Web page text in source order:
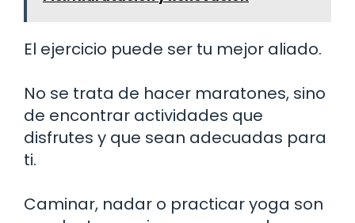
El ejercicio puede ser tu mejor aliado.
No se trata de hacer maratones, sino
de encontrar actividades que
disfrutes y que sean adecuadas para
ti.
Caminar, nadar o practicar yoga son